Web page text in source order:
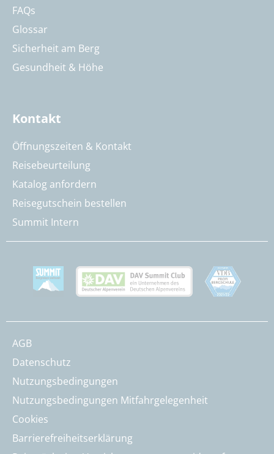
FAQs
Glossar
Sicherheit am Berg
Gesundheit & Höhe
Kontakt
Öffnungszeiten & Kontakt
Reisebeurteilung
Katalog anfordern
Reisegutschein bestellen
Summit Intern
AGB
Datenschutz
Nutzungsbedingungen
Nutzungsbedingungen Mitfahrgelegenheit
Cookies
Barrierefreiheitserklärung